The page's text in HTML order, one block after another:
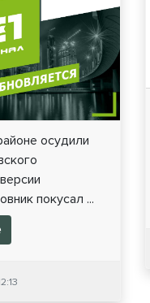
осудили
покусал ...